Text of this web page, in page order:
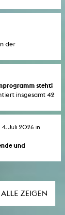
Bezug beim
der
Juni 2026) eine
steht!
insgesamt 42
Köln (KHM). Die
Ludwig
4. Juli 2026 in
und
Studenten
Publikum als
ALLE ZEIGEN